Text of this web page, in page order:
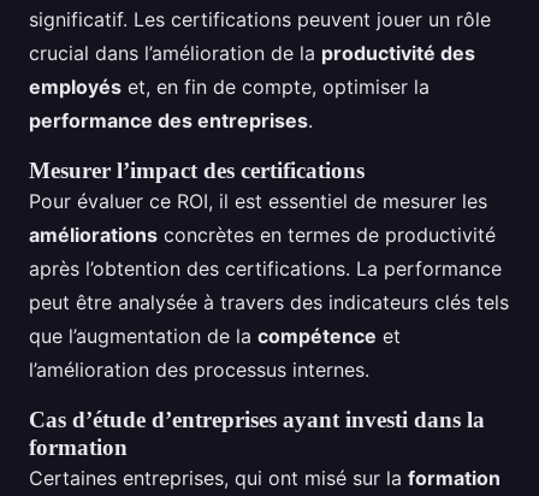
significatif. Les certifications peuvent jouer un rôle
crucial dans l’amélioration de la productivité des
employés et, en fin de compte, optimiser la
performance des entreprises.
Mesurer l’impact des certifications
Pour évaluer ce ROI, il est essentiel de mesurer les
améliorations concrètes en termes de productivité
après l’obtention des certifications. La performance
peut être analysée à travers des indicateurs clés tels
que l’augmentation de la compétence et
l’amélioration des processus internes.
Cas d’étude d’entreprises ayant investi dans la
formation
Certaines entreprises, qui ont misé sur la formation